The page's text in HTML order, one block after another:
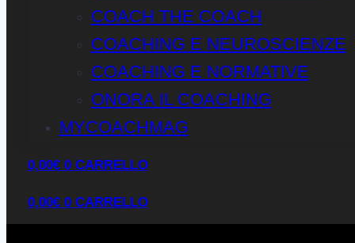
COACH THE COACH
COACHING E NEUROSCIENZE
COACHING E NORMATIVE
ONORA IL COACHING
MYCOACHMAG
0,00€ 0 CARRELLO
0,00€ 0 CARRELLO